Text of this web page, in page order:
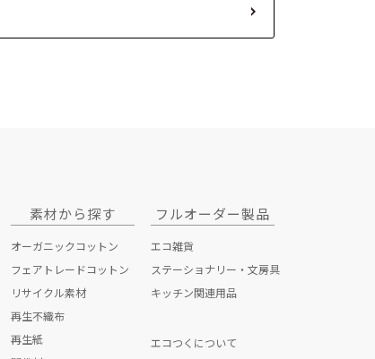
素材から探す
オーガニックコットン
フェアトレードコットン
リサイクル素材
再生不織布
再生紙
フルオーダー製品
エコ雑貨
ステーショナリー・文房具
キッチン関連用品
エコつくについて